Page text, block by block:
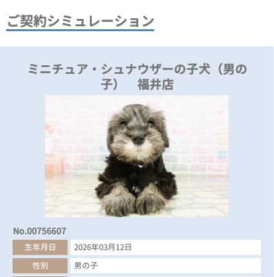
ご契約シミュレーション
ミニチュア・シュナウザーの子犬（男の
子） 福井店
No.00756607
生年月日
2026年03月12日
性別
男の子